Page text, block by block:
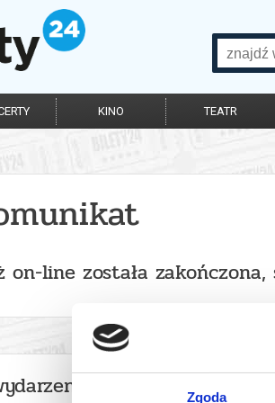
Zgoda
KINO TEATR
on-line została
organizatora